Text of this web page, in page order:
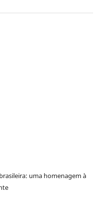
uma homenagem à